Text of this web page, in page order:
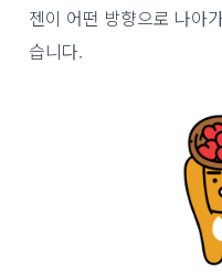
젠이 어떤 방향으로 나아
습니다.